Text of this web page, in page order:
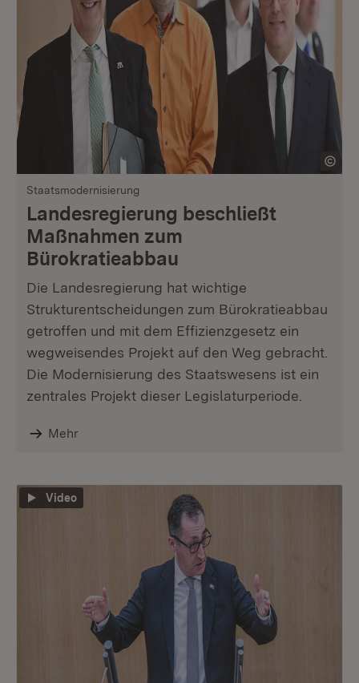
Staatsmodernisierung
Landesregierung beschließt
Maßnahmen zum
Bürokratieabbau
Die Landesregierung hat wichtige
Strukturentscheidungen zum Bürokratieabbau
getroffen und mit dem Effizienzgesetz ein
wegweisendes Projekt auf den Weg gebracht.
Die Modernisierung des Staatswesens ist ein
zentrales Projekt dieser Legislaturperiode.
Mehr
Video